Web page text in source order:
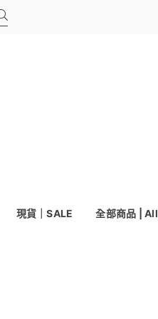
現貨｜SALE 全部商品 | All